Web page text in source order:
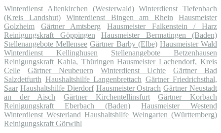
Winterdienst Altenkirchen (Westerwald) Winterdienst Tiefenbach
(Kreis Landshut)
Winterdienst Bingen am Rhein
Hausmeister
Golzheim
Gärtner Amtsberg
Hausmeister Falkenstein / Harz
Reinigungskraft Göppingen
Hausmeister Bermatingen (Baden)
Stellenangebote Mellensee Gärtner Barby (Elbe) Hausmeister Wald
Winterdienst Kellinghusen
Stellenangebote Betzenhausen
Reinigungskraft Kahla, Thüringen Hausmeister Lachendorf, Kreis
Celle
Gärtner Neubeuern Winterdienst Uchte
Gärtner Bad
Salzdetfurth Haushaltshilfe Langenbrettach Gärtner Friedrichsthal,
Saar Haushaltshilfe Dierdorf Hausmeister Ostrach Gärtner Neustadt
an der Aisch
Gärtner Kirchentellinsfurt
Gärtner Korbach
Reinigungskraft Eberbach (Baden)
Hausmeister Westend
Winterdienst Westerland Haushaltshilfe Weingarten (Württemberg)
Reinigungskraft Görwihl